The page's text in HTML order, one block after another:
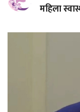
महिला